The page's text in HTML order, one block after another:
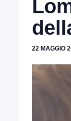
22 MAGGIO